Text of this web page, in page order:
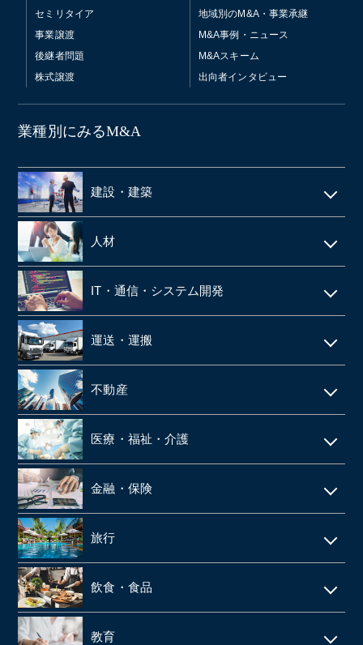
セミリタイア
事業譲渡
後継者問題
株式譲渡
地域別のM&A・事業承継
M&A事例・ニュース
M&Aスキーム
出向者インタビュー
業種別にみるM&A
建設・建築
電気工事・管工事
建設・土木
空調設備工事
仮設足場工事・足場施工
施工管理
建材・住宅設備機器の卸
解体工事
鉄骨工事
内装・外装工事
消防設備点検・工事
建築資材卸
人材
人材派遣
SES
シェアードサービス
技術者派遣
IT・通信・システム開発
IT
システム開発
ネット通販・EC
ゲーム
web広告
SaaS事業
web制作
データセンター
運送・運搬
運送・物流
タクシー
倉庫
バス
引越
不動産
マンション管理
ビルメンテナンス
不動産テック
リフォーム
家賃保証・賃貸管理
不動産管理
医療・福祉・介護
調剤薬局
介護事業
施設介護・老人ホーム
訪問介護・デイサービス
医療機器卸・商社
金融・保険
リース・レンタル
保険代理店
ファンド
旅行
ホテル・旅館
旅行会社・旅行代理店
飲食・食品
飲食店
教育